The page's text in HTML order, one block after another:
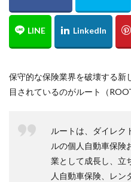
保守的な保険業界を破壊する新
目されているのがルート（
ルートは、ダイレク
ルの個人自動車保険
業として成長し、立
人自動車保険、レン